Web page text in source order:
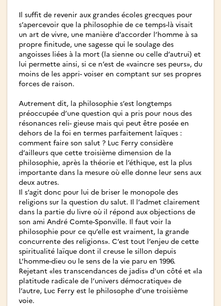
Il suffit de revenir aux grandes écoles grecques pour
s’apercevoir que la philosophie de ce temps-là visait
un art de vivre, une manière d’accorder l’homme à sa
propre finitude, une sagesse qui le soulage des
angoisses liées à la mort (la sienne ou celle d’autrui) et
lui permette ainsi, si ce n’est de «vaincre ses peurs», du
moins de les appri- voiser en comptant sur ses propres
forces de raison.
Autrement dit, la philosophie s’est longtemps
préoccupée d’une question qui a pris pour nous des
résonances reli- gieuse mais qui peut être posée en
dehors de la foi en termes parfaitement laïques :
comment faire son salut ? Luc Ferry considère
d’ailleurs que cette troisième dimension de la
philosophie, après la théorie et l’éthique, est la plus
importante dans la mesure où elle donne leur sens aux
deux autres.
Il s’agit donc pour lui de briser le monopole des
religions sur la question du salut. Il l’admet clairement
dans la partie du livre où il répond aux objections de
son ami André Comte-Sponville. Il faut voir la
philosophie pour ce qu’elle est vraiment, la grande
concurrente des religions». C’est tout l’enjeu de cette
spiritualité laïque dont il creuse le sillon depuis
L’homme-dieu ou le sens de la vie paru en 1996.
Rejetant «les transcendances de jadis» d’un côté et «la
platitude radicale de l’univers démocratique» de
l’autre, Luc Ferry est le philosophe d’une troisième
voie.